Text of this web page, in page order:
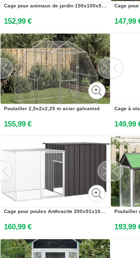
Cage pour animaux de jardin 150x100x50 cm Bois de sapin massif
152,99 € 147,99
Poulailler 2,5x2x2,25 m acier galvanisé
155,99 € 149,99
Cage pour poules Anthracite 200x91x100 cm Acier galvanisé
160,99 € 193,99